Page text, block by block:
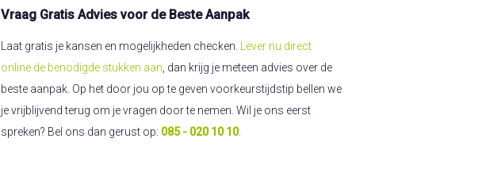
Vraag Gratis Advies voor de Beste Aanpak
Laat gratis je kansen en mogelijkheden checken. Lever nu direct
online de benodigde stukken aan , dan krijg je meteen advies over de
beste aanpak. Op het door jou op te geven voorkeurstijdstip bellen we
je vrijblijvend terug om je vragen door te nemen. Wil je ons eerst
spreken? Bel ons dan gerust op: 085 - 020 10 10.